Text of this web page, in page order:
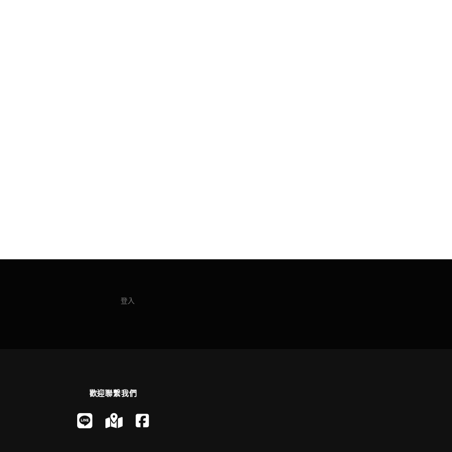
登入
歡迎聯繫我們